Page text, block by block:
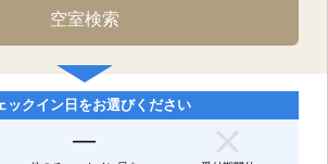
ックイン日をお選びください